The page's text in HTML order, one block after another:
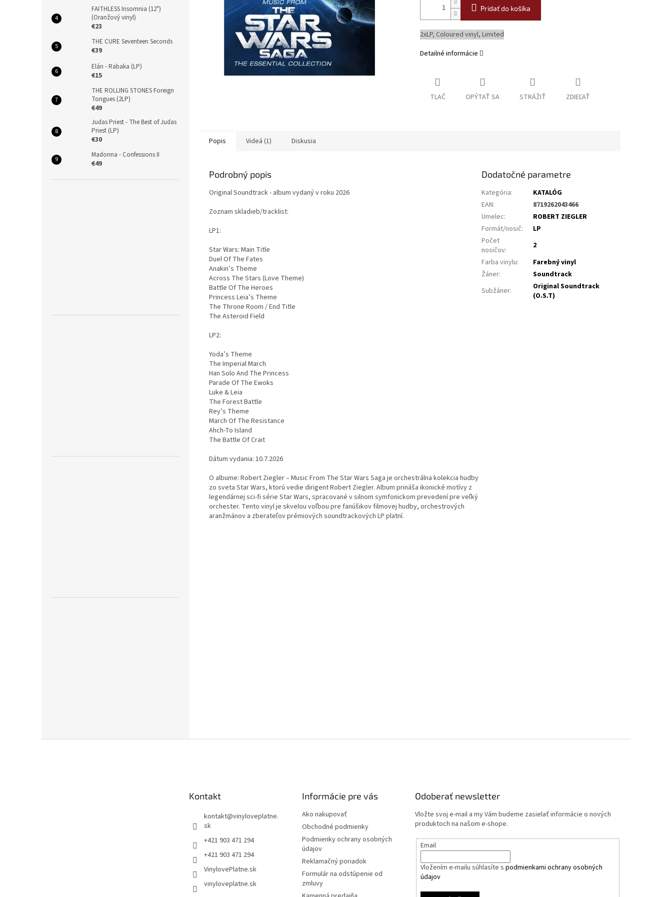
FAITHLESS Insomnia (12")
(Oranžový vinyl)
€23
THE CURE Seventeen Seconds
€39
Elán - Rabaka (LP)
€15
THE ROLLING STONES Foreign
Tongues (2LP)
€49
Judas Priest - The Best of Judas
Priest (LP)
€30
Madonna - Confessions II
€49
Pridať do košíka
2xLP, Coloured vinyl, Limited
Detailné informácie
TLAČ OPÝTAŤ SA STRÁŽIŤ ZDIEĽAŤ
Popis Videá (1) Diskusia
Podrobný popis
Original Soundtrack - album vydaný v roku 2026
Zoznam skladieb/tracklist:
LP1:
Star Wars: Main Title
Duel Of The Fates
Anakin’s Theme
Across The Stars (Love Theme)
Battle Of The Heroes
Princess Leia’s Theme
The Throne Room / End Title
The Asteroid Field
LP2:
Yoda’s Theme
The Imperial March
Han Solo And The Princess
Parade Of The Ewoks
Luke & Leia
The Forest Battle
Rey’s Theme
March Of The Resistance
Ahch-To Island
The Battle Of Crait
Dátum vydania: 10.7.2026
O albume: Robert Ziegler – Music From The Star Wars Saga je orchestrálna kolekcia hudby
zo sveta Star Wars, ktorú vedie dirigent Robert Ziegler. Album prináša ikonické motívy z
legendárnej sci-fi série Star Wars, spracované v silnom symfonickom prevedení pre veľký
orchester. Tento vinyl je skvelou voľbou pre fanúšikov filmovej hudby, orchestrových
aranžmánov a zberateľov prémiových soundtrackových LP platní.
Dodatočné parametre
Kategória:
KATALÓG
EAN:
8719262043466
Umelec:
ROBERT ZIEGLER
Formát/nosič:
LP
Počet
nosičov:
2
Farba vinylu:
Farebný vinyl
Žáner:
Soundtrack
Subžáner:
Original Soundtrack
(O.S.T)
Kontakt
kontakt@vinyloveplatne.
sk
+421 903 471 294
+421 903 471 294
VinylovePlatne.sk
vinyloveplatne.sk
Informácie pre vás
Ako nakupovať
Obchodné podmienky
Podmienky ochrany osobných
údajov
Reklamačný poriadok
Formulár na odstúpenie od
zmluvy
Odoberať newsletter
Vložte svoj e-mail a my Vám budeme zasielať informácie o nových
produktoch na našom e-shope.
Email
Vložením e-mailu súhlasíte spodmienkami ochrany osobných
údajov